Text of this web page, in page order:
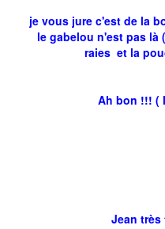
je vous jure c'est de la
le gabelou n'est pas là
raies et la
Ah bon !!! (
Jean